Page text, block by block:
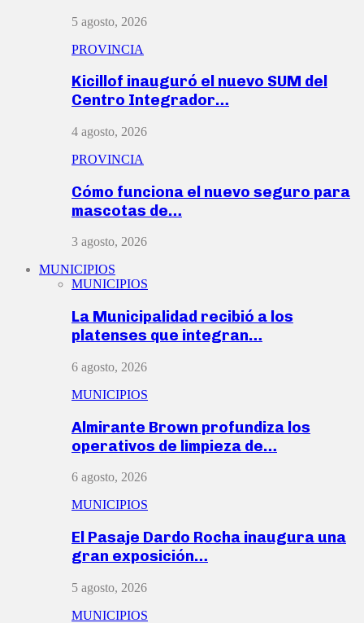
5 agosto, 2026
PROVINCIA
Kicillof inauguró el nuevo SUM del
Centro Integrador…
4 agosto, 2026
PROVINCIA
Cómo funciona el nuevo seguro para
mascotas de…
3 agosto, 2026
MUNICIPIOS
MUNICIPIOS
La Municipalidad recibió a los
platenses que integran…
6 agosto, 2026
MUNICIPIOS
Almirante Brown profundiza los
operativos de limpieza de…
6 agosto, 2026
MUNICIPIOS
El Pasaje Dardo Rocha inaugura una
gran exposición…
5 agosto, 2026
MUNICIPIOS